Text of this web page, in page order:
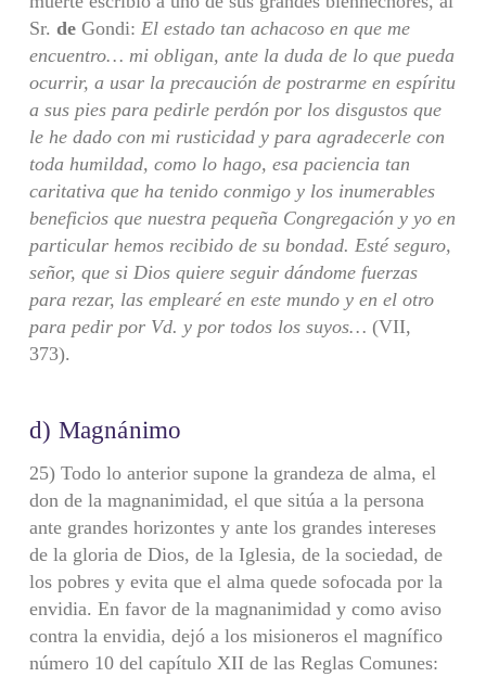
Sr. de Gondi: El estado tan achacoso en que me
encuentro… mi obligan, ante la duda de lo que pueda
ocurrir, a usar la precaución de postrarme en espíritu
a sus pies para pedirle perdón por los disgustos que
le he dado con mi rusticidad y para agradecerle con
toda humildad, como lo hago, esa paciencia tan
caritativa que ha tenido conmigo y los inumerables
beneficios que nuestra pequeña Congrega­ción y yo en
particular hemos recibido de su bondad. Esté seguro,
señor, que si Dios quiere seguir dándome fuerzas
para rezar, las emplearé en este mundo y en el otro
para pedir por Vd. y por todos los suyos… (VII,
373).
d) Magnánimo
25) Todo lo anterior supone la grandeza de alma, el
don de la magnani­midad, el que sitúa a la persona
ante grandes horizontes y ante los grandes inte­reses
de la gloria de Dios, de la Iglesia, de la sociedad, de
los pobres y evita que el alma quede sofocada por la
envidia. En favor de la magnanimidad y como aviso
contra la envidia, dejó a los misioneros el magnífico
número 10 del capítu­lo XII de las Reglas Comunes: